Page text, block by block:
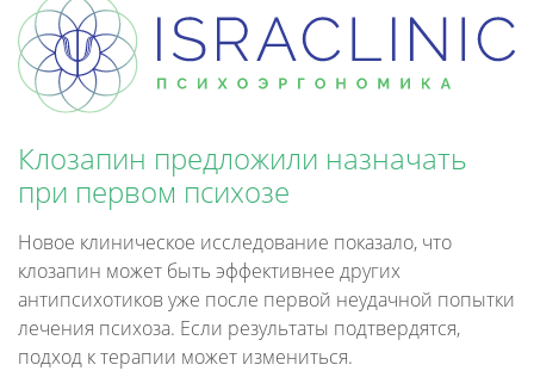
Клозапин предложили назначать
при первом психозе
Новое клиническое исследование показало, что
клозапин может быть эффективнее других
антипсихотиков уже после первой неудачной попытки
лечения психоза. Если результаты подтвердятся,
подход к терапии может измениться.